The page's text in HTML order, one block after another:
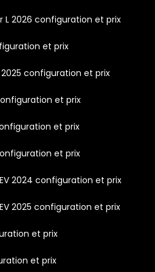
L 2026 configuration et prix
et prix
2025 configuration et prix
et prix
et prix
et prix
2024 configuration et prix
2025 configuration et prix
et prix
et prix